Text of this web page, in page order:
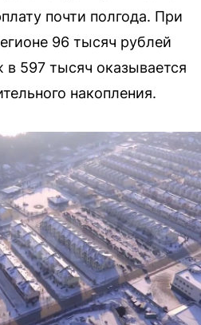
почти полгода. При
96 тысяч рублей
597 тысяч оказывается
накопления.